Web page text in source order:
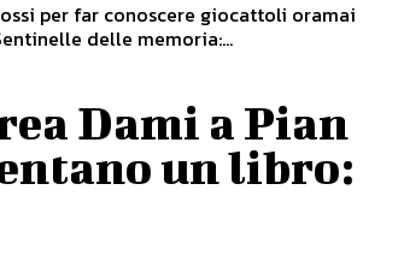
per far conoscere giocattoli oramai
sconosciuti ai bambini di oggi. "Sentinelle delle memoria:...
Dami a Pian
un libro: